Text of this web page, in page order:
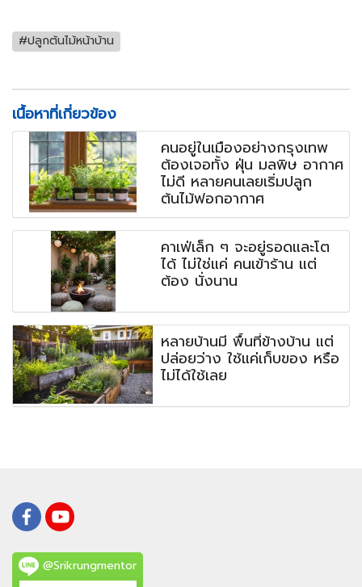
#ปลูกต้นไม้หน้าบ้าน
เนื้อหาที่เกี่ยวข้อง
คนอยู่ในเมืองอย่างกรุงเทพ
ต้องเจอทั้ง ฝุ่น มลพิษ อากาศ
ไม่ดี หลายคนเลยเริ่มปลูก
ต้นไม้ฟอกอากาศ
คาเฟ่เล็ก ๆ จะอยู่รอดและโต
ได้ ไม่ใช่แค่ คนเข้าร้าน แต่
ต้อง นั่งนาน
หลายบ้านมี พื้นที่ข้างบ้าน แต่
ปล่อยว่าง ใช้แค่เก็บของ หรือ
ไม่ได้ใช้เลย
@Srikrungmentor